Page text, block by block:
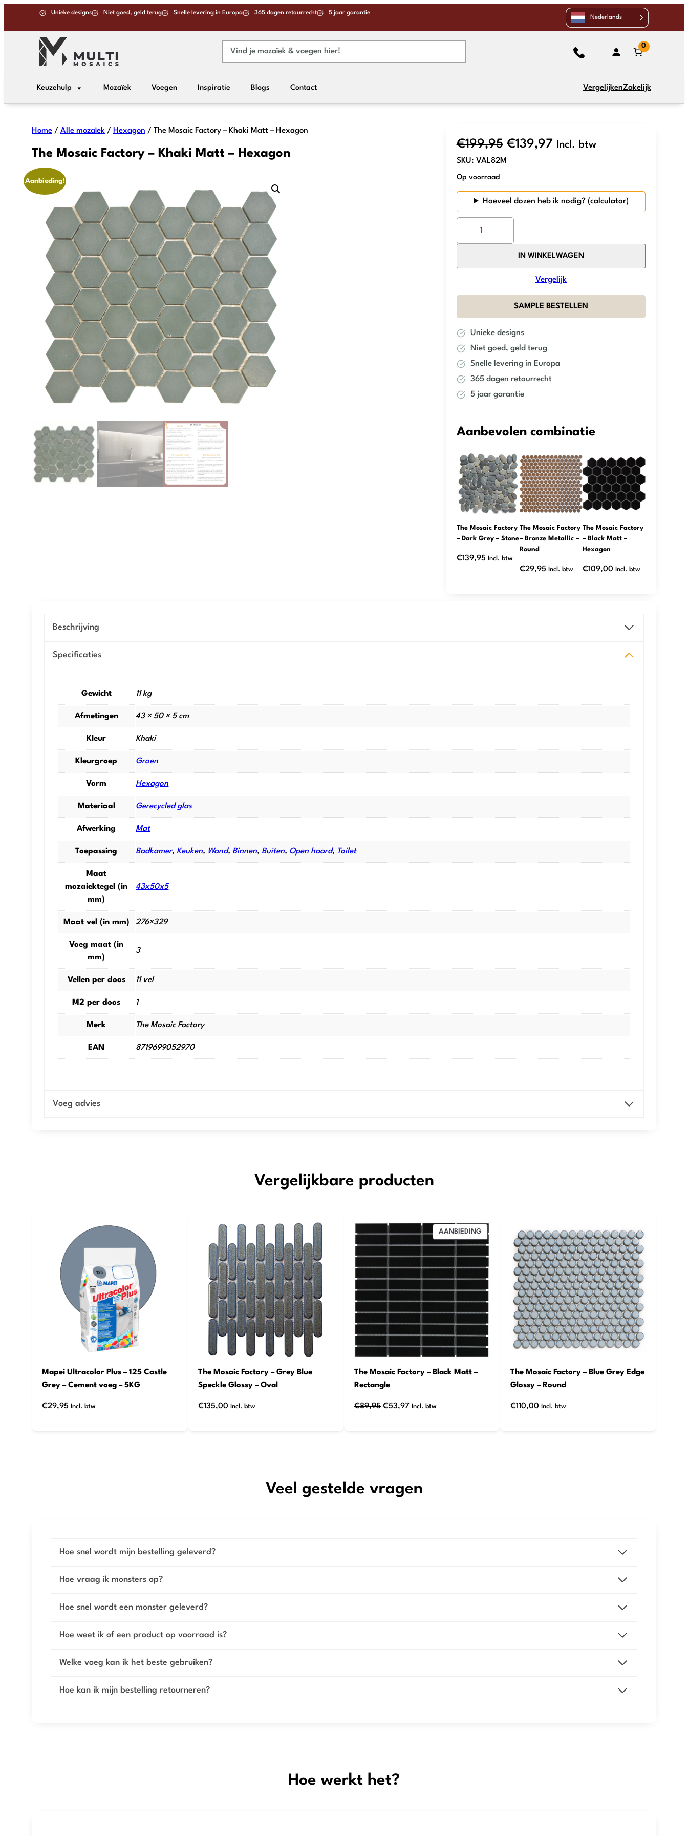
Unieke designs Niet goed, geld terug Snelle levering in Europa 365 dagen retourrecht 5 jaar garantie
Nederlands
0
Keuzehulp Mozaïek Voegen Inspiratie Blogs Contact VergelijkenZakelijk
Home / Alle mozaïek / Hexagon / The Mosaic Factory – Khaki Matt – Hexagon
The Mosaic Factory – Khaki Matt – Hexagon
Aanbieding!
€199,95 Oorspronkelijke
prijs
€199,95.
€139,97Huidige
€139,97.
Incl. btw
SKU: VAL82M
Op voorraad
Hoeveel dozen heb ik nodig?
IN WINKELWAGEN
Vergelijk
SAMPLE BESTELLEN
Unieke designs
Niet goed, geld terug
Snelle levering in Europa
365 dagen retourrecht
5 jaar garantie
Aanbevolen combinatie
The Mosaic Factory
– Dark Grey – Stone
€139,95 Incl. btw
The Mosaic Factory
– Bronze Metallic –
Round
€29,95 Incl. btw
The Mosaic Factory
– Black Matt –
Hexagon
€109,00 Incl. btw
Beschrijving
Specificaties
Gewicht 11 kg
Afmetingen 43 × 50 × 5 cm
Kleur Khaki
Kleurgroep Groen
Vorm Hexagon
Materiaal Gerecycled glas
Afwerking Mat
Toepassing Badkamer, Keuken, Wand, Binnen, Buiten, Open haard, Toilet
Maat
mozaiektegel (in
mm)
43x50x5
Maat vel (in mm) 276×329
Voeg maat (in
mm)
3
Vellen per doos 11 vel
M2 per doos 1
Merk The Mosaic Factory
EAN 8719699052970
Voeg advies
Vergelijkbare producten
Mapei Ultracolor Plus – 125 Castle
Grey – Cement voeg – 5KG
€29,95 Incl. btw
The Mosaic Factory – Grey Blue
Speckle Glossy – Oval
€135,00 Incl. btw
AANBIEDINGPRODUCT
IN
DE
UITVERKOOP
The Mosaic Factory – Black Matt –
Rectangle
€89,95 Oorspronkelijke
€53,97Huidige
Incl. btw
The Mosaic Factory – Blue Grey Edge
Glossy – Round
€110,00 Incl. btw
Veel gestelde vragen
Hoe snel wordt mijn bestelling geleverd?
Hoe vraag ik monsters op?
Hoe snel wordt een monster geleverd?
Hoe weet ik of een product op voorraad is?
Welke voeg kan ik het beste gebruiken?
Hoe kan ik mijn bestelling retourneren?
Hoe werkt het?